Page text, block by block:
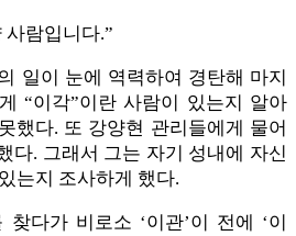
사람입니다.”
일이 눈에 역력하여 경탄해 마지
“이각”이란 사람이 있는지 알아
했다. 또 강양현 관리들에게 물어
다. 그래서 그는 자기 성내에 자신
는지 조사하게 했다.
다가 비로소 ‘이관’이 전에 ‘이